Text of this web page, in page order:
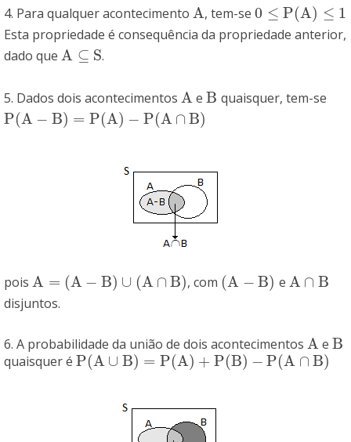
4. Para qualquer acontecimento A
A , tem-se0 ≤ P(A) ≤ 1
0 ≤P( A)≤1
Esta propriedade é consequência da propriedade anterior,
dado que A ⊆ S
A⊆S .
5. Dados dois acontecimentos A
A eB
B quaisquer, tem-se
P(A − B) = P(A) − P(A ∩ B)
P(A−B)= P(A −P (A∩B)
pois A = (A − B) ∪ (A ∩ B)
A= (A− B)∪(A ∩B , com (A − B)
(A− B) e A ∩ B
A∩B
disjuntos.
6. A probabilidade da união de dois acontecimentos A
A eB
B
quaisquer é P(A ∪ B) = P(A) + P(B) − P(A ∩ B)
P(A∪ B) =P(A )+ P(B)−P A∩B)